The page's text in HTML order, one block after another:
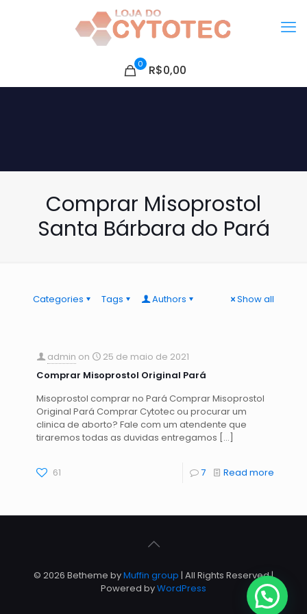
0 R$0,00
Comprar Misoprostol
Santa Bárbara do Pará
Categories Tags Authors Show all
admin on
25 de maio de 2021
Comprar Misoprostol Original Pará
Misoprostol comprar no Pará Comprar Misoprostol
Original Pará Comprar Cytotec ou procurar um
clinica de aborto? Fale com um atendente que
tiraremos todas as duvidas entregamos […]
61 7 Read more
© 2026 Betheme byMuffin group | All Rights Reserved |
Powered byWordPress